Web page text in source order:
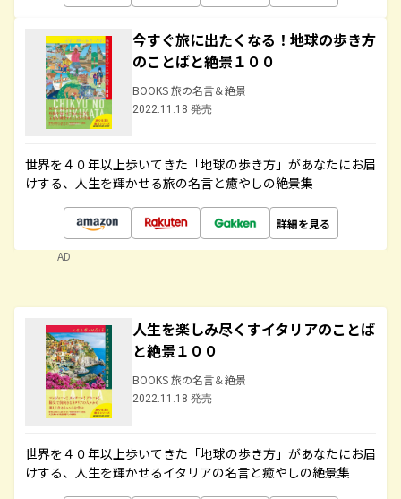
今すぐ旅に出たくなる！地球の歩き方
のことばと絶景１００
BOOKS 旅の名言＆絶景
2022.11.18 発売
世界を４０年以上歩いてきた「地球の歩き方」があなたにお届
けする、人生を輝かせる旅の名言と癒やしの絶景集
詳細を見る
AD
人生を楽しみ尽くすイタリアのことば
と絶景１００
BOOKS 旅の名言＆絶景
2022.11.18 発売
世界を４０年以上歩いてきた「地球の歩き方」があなたにお届
けする、人生を輝かせるイタリアの名言と癒やしの絶景集